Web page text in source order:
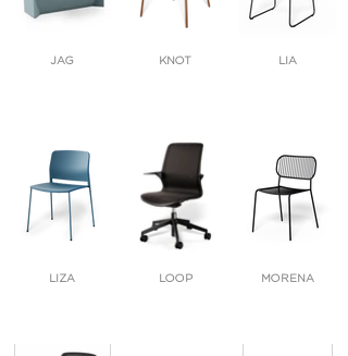
JAG KNOT LIA
LIZA LOOP MORENA